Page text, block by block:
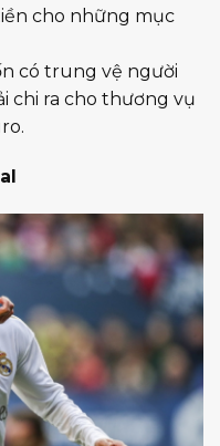
cho những mục
có trung vệ người
chi ra cho thương vụ